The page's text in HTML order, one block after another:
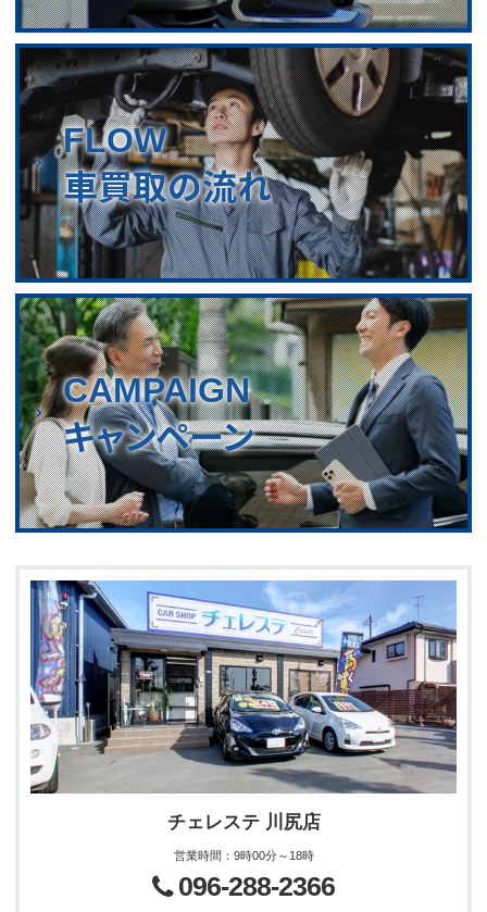
FLOW
車買取の流れ
CAMPAIGN
キャンペーン
チェレステ 川尻店
営業時間 ： 9時00分～18時
096-288-2366